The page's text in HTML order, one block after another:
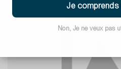
Je
Non, Je ne veux pas